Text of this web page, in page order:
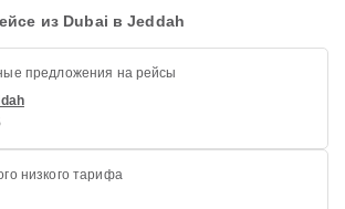
из Dubai в Jeddah
предложения на рейсы
низкого тарифа